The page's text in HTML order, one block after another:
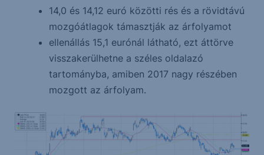
14,0 és 14,12 euró közötti rés és a rövidtávú
mozgóátlagok támasztják az árfolyamot
ellenállás 15,1 eurónál látható, ezt áttörve
visszakerülhetne a széles oldalazó
tartományba, amiben 2017 nagy részében
mozgott az árfolyam.